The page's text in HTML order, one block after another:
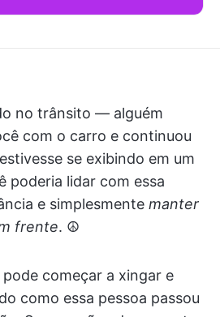
no trânsito — alguém
com o carro e continuou
se exibindo em um
poderia lidar com essa
e simplesmente manter
frente. ☮️
começar a xingar e
como essa pessoa passou